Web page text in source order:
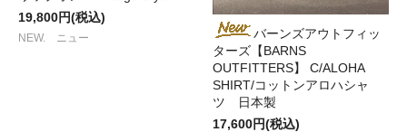
19,800円(税込)
NEW. ニュー
バーンズアウトフィッ
ターズ【BARNS
OUTFITTERS】 C/ALOHA
SHIRT/コットンアロハシャ
ツ 日本製
17,600円(税込)